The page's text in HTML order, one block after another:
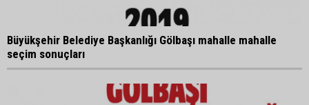
Büyükşehir Belediye Başkanlığı Gölbaşı mahalle mahalle
seçim sonuçları